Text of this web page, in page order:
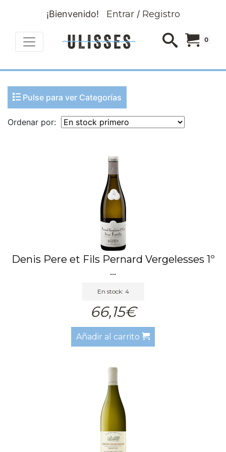
¡Bienvenido! Entrar/ Registro
0
Pulse para ver Categorías
Ordenar por:
Denis Pere et Fils Pernard Vergelesses 1º
...
En stock: 4
66,15€
Añadir al carrito